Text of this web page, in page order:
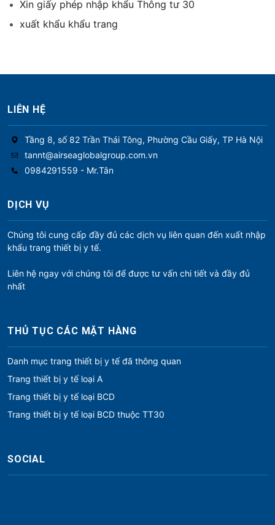
Xin giấy phép nhập khẩu Thông tư 30
xuất khẩu khẩu trang
LIÊN HỆ
Tầng 8, số 82 Trần Thái Tông, Phường Cầu Giấy, TP Hà Nội
tannt@airseaglobalgroup.com.vn
0984291559 - Mr.Tân
DỊCH VỤ
Chúng tôi cung cấp đầy đủ các dịch vụ liên quan đến xuất nhập
khẩu trang thiết bị y tế.
Liên hệ ngay với chúng tôi để được tư vấn chi tiết và đầy đủ
nhất
THỦ TỤC CÁC MẶT HÀNG
Danh mục trang thiết bị y tế đã thông quan
Trang thiết bị y tế loại A
Trang thiết bị y tế loại BCD
Trang thiết bị y tế loại BCD thuộc TT30
SOCIAL